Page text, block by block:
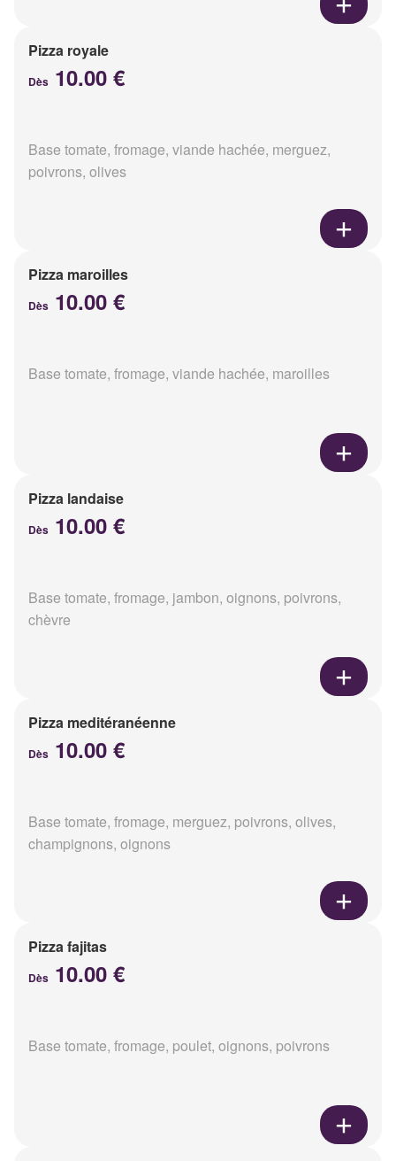
Pizza royale
Dès 10.00 €
Base tomate, fromage, viande hachée, merguez,
poivrons, olives
Pizza maroilles
Dès 10.00 €
Base tomate, fromage, viande hachée, maroilles
Pizza landaise
Dès 10.00 €
Base tomate, fromage, jambon, oignons, poivrons,
chèvre
Pizza meditéranéenne
Dès 10.00 €
Base tomate, fromage, merguez, poivrons, olives,
champignons, oignons
Pizza fajitas
Dès 10.00 €
Base tomate, fromage, poulet, oignons, poivrons